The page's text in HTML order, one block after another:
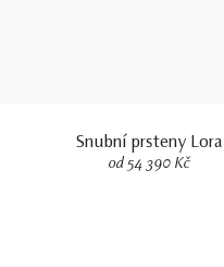
Snubní prsteny Lora
od 54 390 Kč